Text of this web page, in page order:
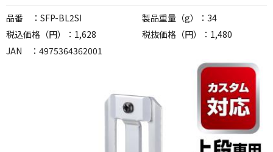
品番 ：SFP-BL2SI
製品重量（g）：34
税込価格（円）：1,628
税抜価格（円）：1,480
JAN ：4975364362001